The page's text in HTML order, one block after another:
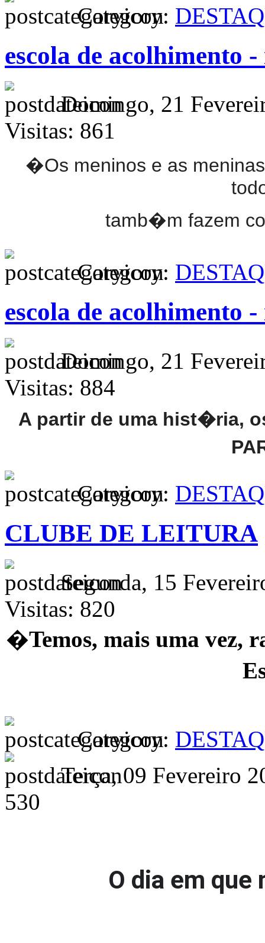
Category:
escola de acolhimento
Domingo, 21
Visitas: 861
�Os meninos e as
tamb�m fazem
Category:
escola de acolhimento -
Domingo, 21
Visitas: 884
A partir de uma hist�ria,
Category:
CLUBE DE LEITURA
Segunda, 15
Visitas: 820
�Temos, mais uma vez,
Category:
Terça, 09 Fevereiro
530
O dia em